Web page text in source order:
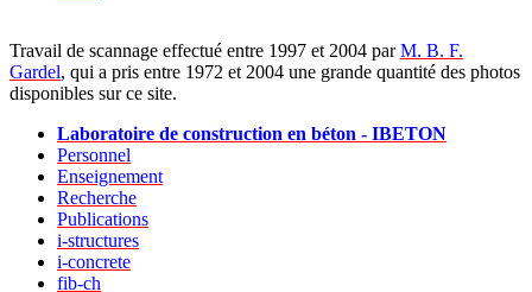
Travail de scannage effectué entre 1997 et 2004 parM. B. F.
Gardel, qui a pris entre 1972 et 2004 une grande quantité des photos
disponibles sur ce site.
Laboratoire de construction en béton - IBETON
Personnel
Enseignement
Recherche
Publications
i-structures
i-concrete
fib-ch